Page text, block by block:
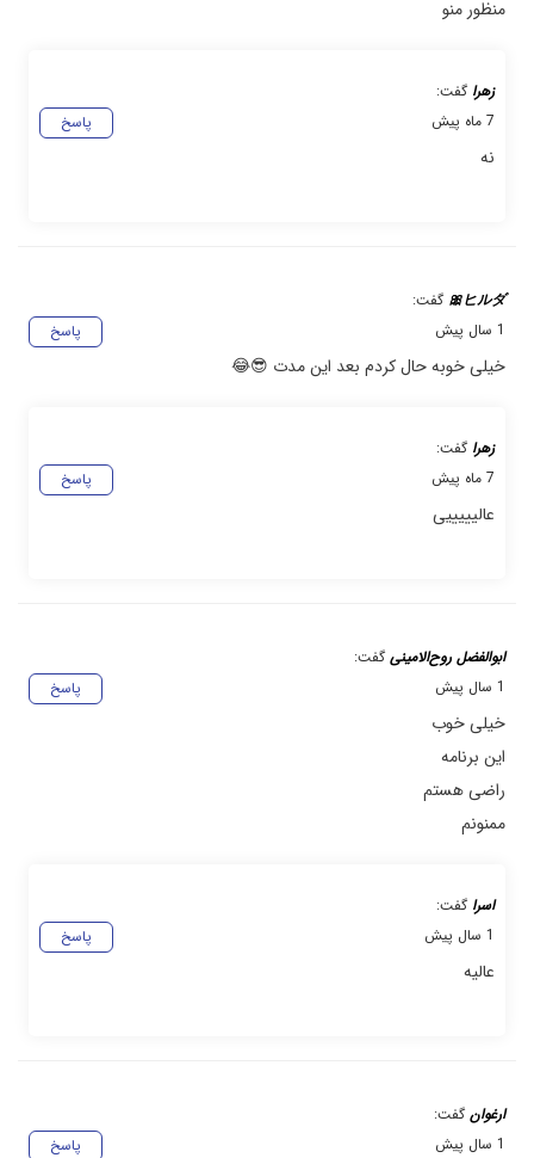
منظور منو
زهرا گفت:
پاسخ
7 ماه پیش
نه
ヒルダ🎀
گفت:
پاسخ
1 سال پیش
خیلی خوبه حال کردم بعد این مدت 😎😂
زهرا گفت:
پاسخ
7 ماه پیش
عالیییییی
ابوالفضل روح‌الامینی گفت:
پاسخ
1 سال پیش
خیلی خوب
این برنامه
راضی هستم
ممنونم
اسرا گفت:
پاسخ
1 سال پیش
عالیه
ارغوان گفت:
پاسخ
1 سال پیش